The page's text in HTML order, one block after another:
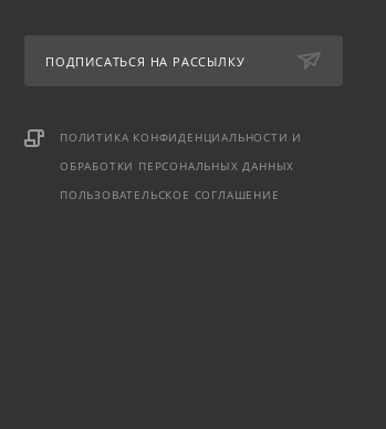
ПОДПИСАТЬСЯ НА РАССЫЛКУ
ПОЛИТИКА КОНФИДЕНЦИАЛЬНОСТИ И
ОБРАБОТКИ ПЕРСОНАЛЬНЫХ ДАННЫХ
ПОЛЬЗОВАТЕЛЬСКОЕ СОГЛАШЕНИЕ